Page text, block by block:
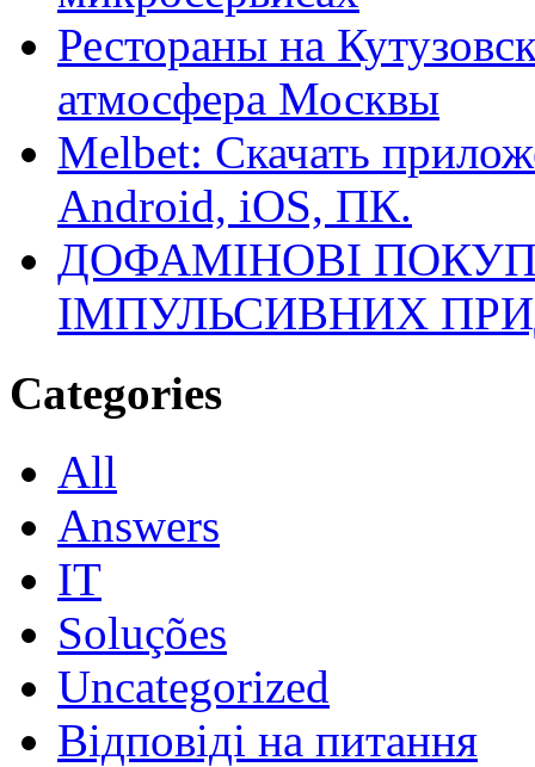
Рестораны на
атмосфера Москвы
Melbet: Скачать
Android, iOS, ПК.
ДОФАМІНОВІ
ІМПУЛЬСИВНИХ
Categories
All
Answers
IT
Soluções
Uncategorized
Відповіді на питання